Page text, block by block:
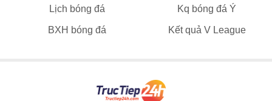
Lịch bóng đá Kq bóng đá Ý
BXH bóng đá Kết quả V League